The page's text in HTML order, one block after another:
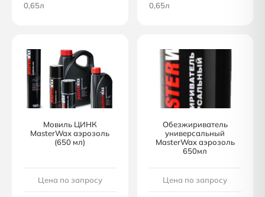
0,65л 0,65л
Мовиль ЦИНК
MasterWax аэрозоль
(650 мл)
Цена по запросу
Обезжириватель
универсальный
MasterWax аэрозоль
650мл
Цена по запросу